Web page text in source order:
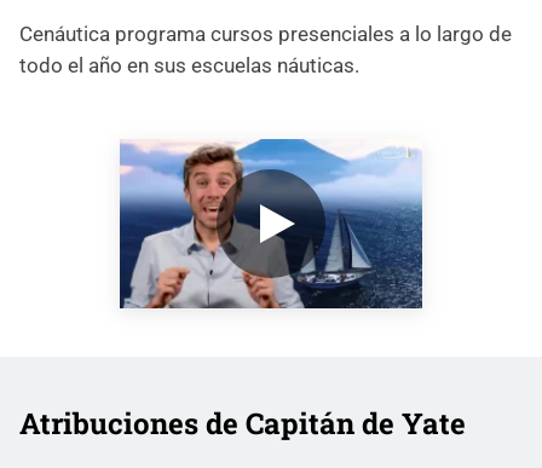
Cenáutica programa cursos presenciales a lo largo de
todo el año en sus escuelas náuticas.
VER EL VÍDEO
Atribuciones de Capitán de Yate